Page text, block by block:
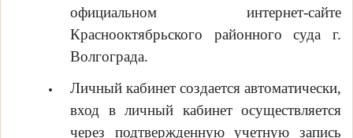
официальном интернет-сайте
Краснооктябрьского районного суда г.
Волгограда.
Личный кабинет создается автоматически,
вход в личный кабинет осуществляется
через подтвержденную учетную запись